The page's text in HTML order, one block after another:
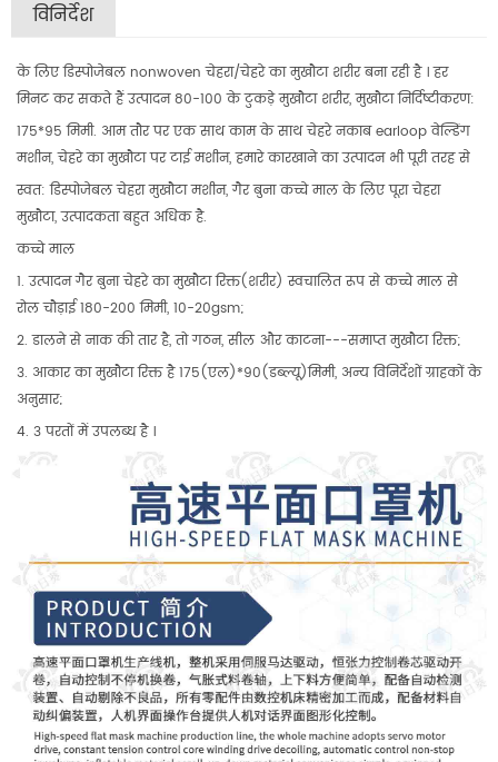
विनिर्देश
के लिए डिस्पोजेबल nonwoven चेहरा/चेहरे का मुखौटा शरीर बना रही है । हर
मिनट कर सकते हैं उत्पादन 80-100 के टुकड़े मुखौटा शरीर, मुखौटा निर्दिष्टीकरण:
175*95 मिमी. आम तौर पर एक साथ काम के साथ चेहरे नकाब earloop वेल्डिंग
मशीन, चेहरे का मुखौटा पर टाई मशीन, हमारे कारखाने का उत्पादन भी पूरी तरह से
स्वत: डिस्पोजेबल चेहरा मुखौटा मशीन, गैर बुना कच्चे माल के लिए पूरा चेहरा
मुखौटा, उत्पादकता बहुत अधिक है.
कच्चे माल
1. उत्पादन गैर बुना चेहरे का मुखौटा रिक्त(शरीर) स्वचालित रूप से कच्चे माल से
रोल चौड़ाई 180-200 मिमी, 10-20gsm;
2. डालने से नाक की तार है, तो गठन, सील और काटना---समाप्त मुखौटा रिक्त;
3. आकार का मुखौटा रिक्त है 175(एल)*90(डब्ल्यू)मिमी, अन्य विनिर्देशों ग्राहकों के
अनुसार;
4. 3 परतों में उपलब्ध है ।